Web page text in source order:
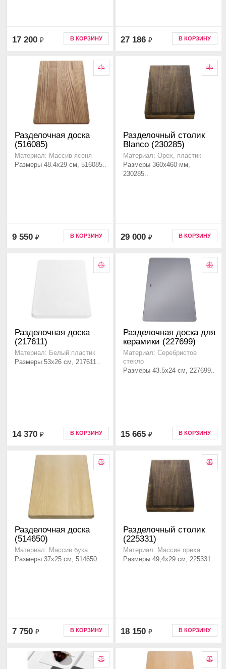
17 200 ₽ В КОРЗИНУ 27 186 ₽ В КОРЗИНУ
Разделочная доска
(516085)
Материал: Массив ясеня
Размеры 48.4x29 см, 516085..
9 550 ₽ В КОРЗИНУ
Разделочный столик
Blanco (230285)
Материал: Орех, пластик
Размеры 360x460 мм,
230285..
29 000 ₽ В КОРЗИНУ
Разделочная доска
(217611)
Материал: Белый пластик
Размеры 53x26 см, 217611..
14 370 ₽ В КОРЗИНУ
Разделочная доска для
керамики (227699)
Материал: Серебристое
стекло
Размеры 43.5x24 см, 227699..
15 665 ₽ В КОРЗИНУ
Разделочная доска
(514650)
Материал: Массив бука
Размеры 37x25 см, 514650..
7 750 ₽ В КОРЗИНУ
Разделочный столик
(225331)
Материал: Массив ореха
Размеры 49,4x29 см, 225331..
18 150 ₽ В КОРЗИНУ